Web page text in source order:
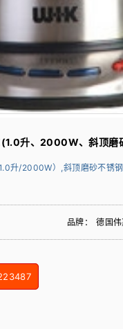
升、2000W、斜顶磨
升/2000W）,斜顶磨砂不锈
品牌： 德国